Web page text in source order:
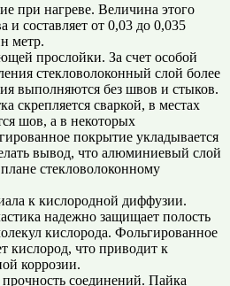
при нагреве. Величина этого
и составляет от 0,03 до 0,035
метр.
прослойки. За счет особой
стекловолоконный слой более
выполняются без швов и стыков.
скрепляется сваркой, в местах
шов, а в некоторых
покрытие укладывается
вывод, что алюминиевый слой
стекловолоконному
к кислородной диффузии.
надежно защищает полость
кислорода. Фольгированное
кислород, что приводит к
коррозии.
соединений. Пайка